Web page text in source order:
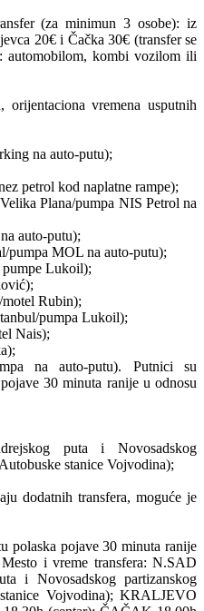
(za minimun 3 osobe): iz
20€ i Čačka 30€ (transfer se
automobilom, kombi vozilom ili
orijentaciona vremena usputnih
na auto-putu);
petrol kod naplatne rampe);
Plana/pumpa NIS Petrol na
auto-putu);
pumpa MOL na auto-putu);
Lukoil);
Rubin);
pumpa Lukoil);
Nais);
na auto-putu). Putnici su
30 minuta ranije u odnosu
puta i Novosadskog
stanice Vojvodina);
dodatnih transfera, moguće je
polaska pojave 30 minuta ranije
i vreme transfera: N.SAD
i Novosadskog partizanskog
Vojvodina); KRALJEVO